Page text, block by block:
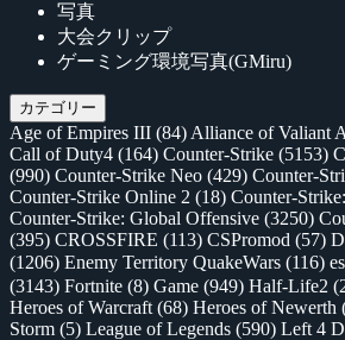
写真
大会クリップ
ゲーミング環境写真(GMiru)
カテゴリー
Age of Empires III (84) Alliance of Valiant
Call of Duty4 (164) Counter-Strike (5153)
(990) Counter-Strike Neo (429) Counter-
Counter-Strike Online 2 (18) Counter-
Counter-Strike: Global Offensive (3250)
(395) CROSSFIRE (113) CSPromod (57)
(1206) Enemy Territory QuakeWars (116)
(3143) Fortnite (8) Game (949) Half-Life2
Heroes of Warcraft (68) Heroes of Newerth
Storm (5) League of Legends (590) Left 4